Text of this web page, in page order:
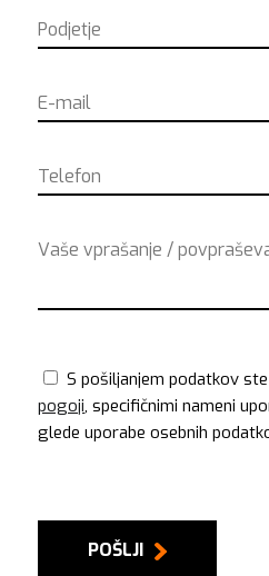
S pošiljanjem podatkov
pogoji, specifičnimi nameni
glede uporabe osebnih
POŠLJI